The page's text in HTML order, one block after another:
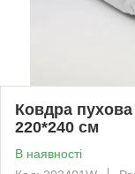
Ковдра
220*240 см
В наявності